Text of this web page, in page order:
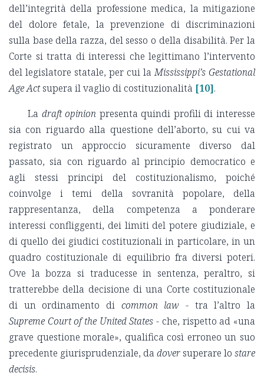
dell’integrità della professione medica, la mitigazione
del dolore fetale, la prevenzione di discriminazioni
sulla base della razza, del sesso o della disabilità. Per la
Corte si tratta di interessi che legittimano l’intervento
del legislatore statale, per cui laMississippi’s Gestational
Age Actsupera il vaglio di costituzionalità [10].
La draft opinion presenta quindi profili di interesse
sia con riguardo alla questione dell’aborto, su cui va
registrato un approccio sicuramente diverso dal
passato, sia con riguardo al principio democratico e
agli stessi principi del costituzionalismo, poiché
coinvolge i temi della sovranità popolare, della
rappresentanza, della competenza a ponderare
interessi confliggenti, dei limiti del potere giudiziale, e
di quello dei giudici costituzionali in particolare, in un
quadro costituzionale di equilibrio fra diversi poteri.
Ove la bozza si traducesse in sentenza, peraltro, si
tratterebbe della decisione di una Corte costituzionale
di un ordinamento di common law - tra l’altro la
Supreme Court of the United States - che, rispetto ad «una
grave questione morale», qualifica così erroneo un suo
precedente giurisprudenziale, da dover superare lo stare
decisis.